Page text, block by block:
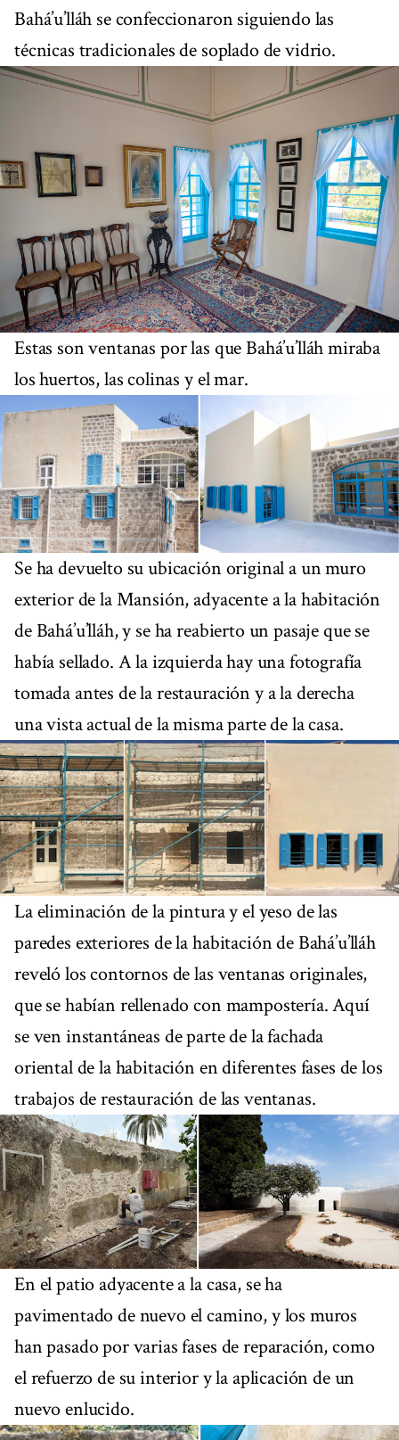
Bahá’u’lláh se confeccionaron siguiendo las
técnicas tradicionales de soplado de vidrio.
Estas son ventanas por las que Bahá’u’lláh miraba
los huertos, las colinas y el mar.
Se ha devuelto su ubicación original a un muro
exterior de la Mansión, adyacente a la habitación
de Bahá’u’lláh, y se ha reabierto un pasaje que se
había sellado. A la izquierda hay una fotografía
tomada antes de la restauración y a la derecha
una vista actual de la misma parte de la casa.
La eliminación de la pintura y el yeso de las
paredes exteriores de la habitación de Bahá’u’lláh
reveló los contornos de las ventanas originales,
que se habían rellenado con mampostería. Aquí
se ven instantáneas de parte de la fachada
oriental de la habitación en diferentes fases de los
trabajos de restauración de las ventanas.
En el patio adyacente a la casa, se ha
pavimentado de nuevo el camino, y los muros
han pasado por varias fases de reparación, como
el refuerzo de su interior y la aplicación de un
nuevo enlucido.